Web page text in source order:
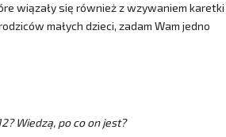
wiązały się również z wzywaniem karetki
małych dzieci, zadam Wam jedno
Wiedzą, po co on jest?